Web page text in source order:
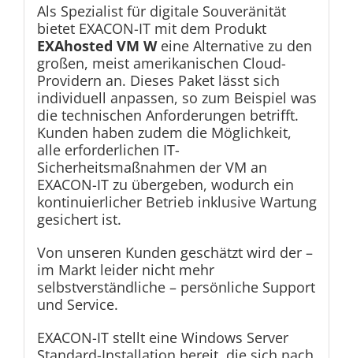
Als Spezialist für digitale Souveränität
bietet EXACON-IT mit dem Produkt
EXAhosted VM W eine Alternative zu den
großen, meist amerikanischen Cloud-
Providern an. Dieses Paket lässt sich
individuell anpassen, so zum Beispiel was
die technischen Anforderungen betrifft.
Kunden haben zudem die Möglichkeit,
alle erforderlichen IT-
Sicherheitsmaßnahmen der VM an
EXACON-IT zu übergeben, wodurch ein
kontinuierlicher Betrieb inklusive Wartung
gesichert ist.
Von unseren Kunden geschätzt wird der –
im Markt leider nicht mehr
selbstverständliche – persönliche Support
und Service.
EXACON-IT stellt eine Windows Server